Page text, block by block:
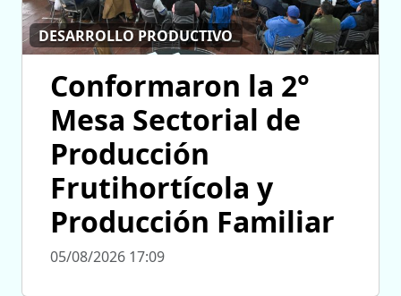
DESARROLLO PRODUCTIVO
Conformaron la 2°
Mesa Sectorial de
Producción
Frutihortícola y
Producción Familiar
05/08/2026 17:09